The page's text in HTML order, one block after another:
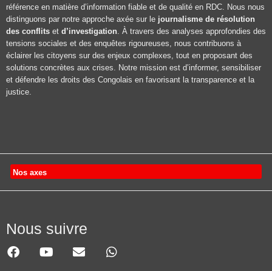
référence en matière d’information fiable et de qualité en RDC. Nous nous
distinguons par notre approche axée sur le journalisme de résolution
des conflits et d’investigation. À travers des analyses approfondies des
tensions sociales et des enquêtes rigoureuses, nous contribuons à
éclairer les citoyens sur des enjeux complexes, tout en proposant des
solutions concrètes aux crises. Notre mission est d’informer, sensibiliser
et défendre les droits des Congolais en favorisant la transparence et la
justice.
Nos axes
Nous suivre